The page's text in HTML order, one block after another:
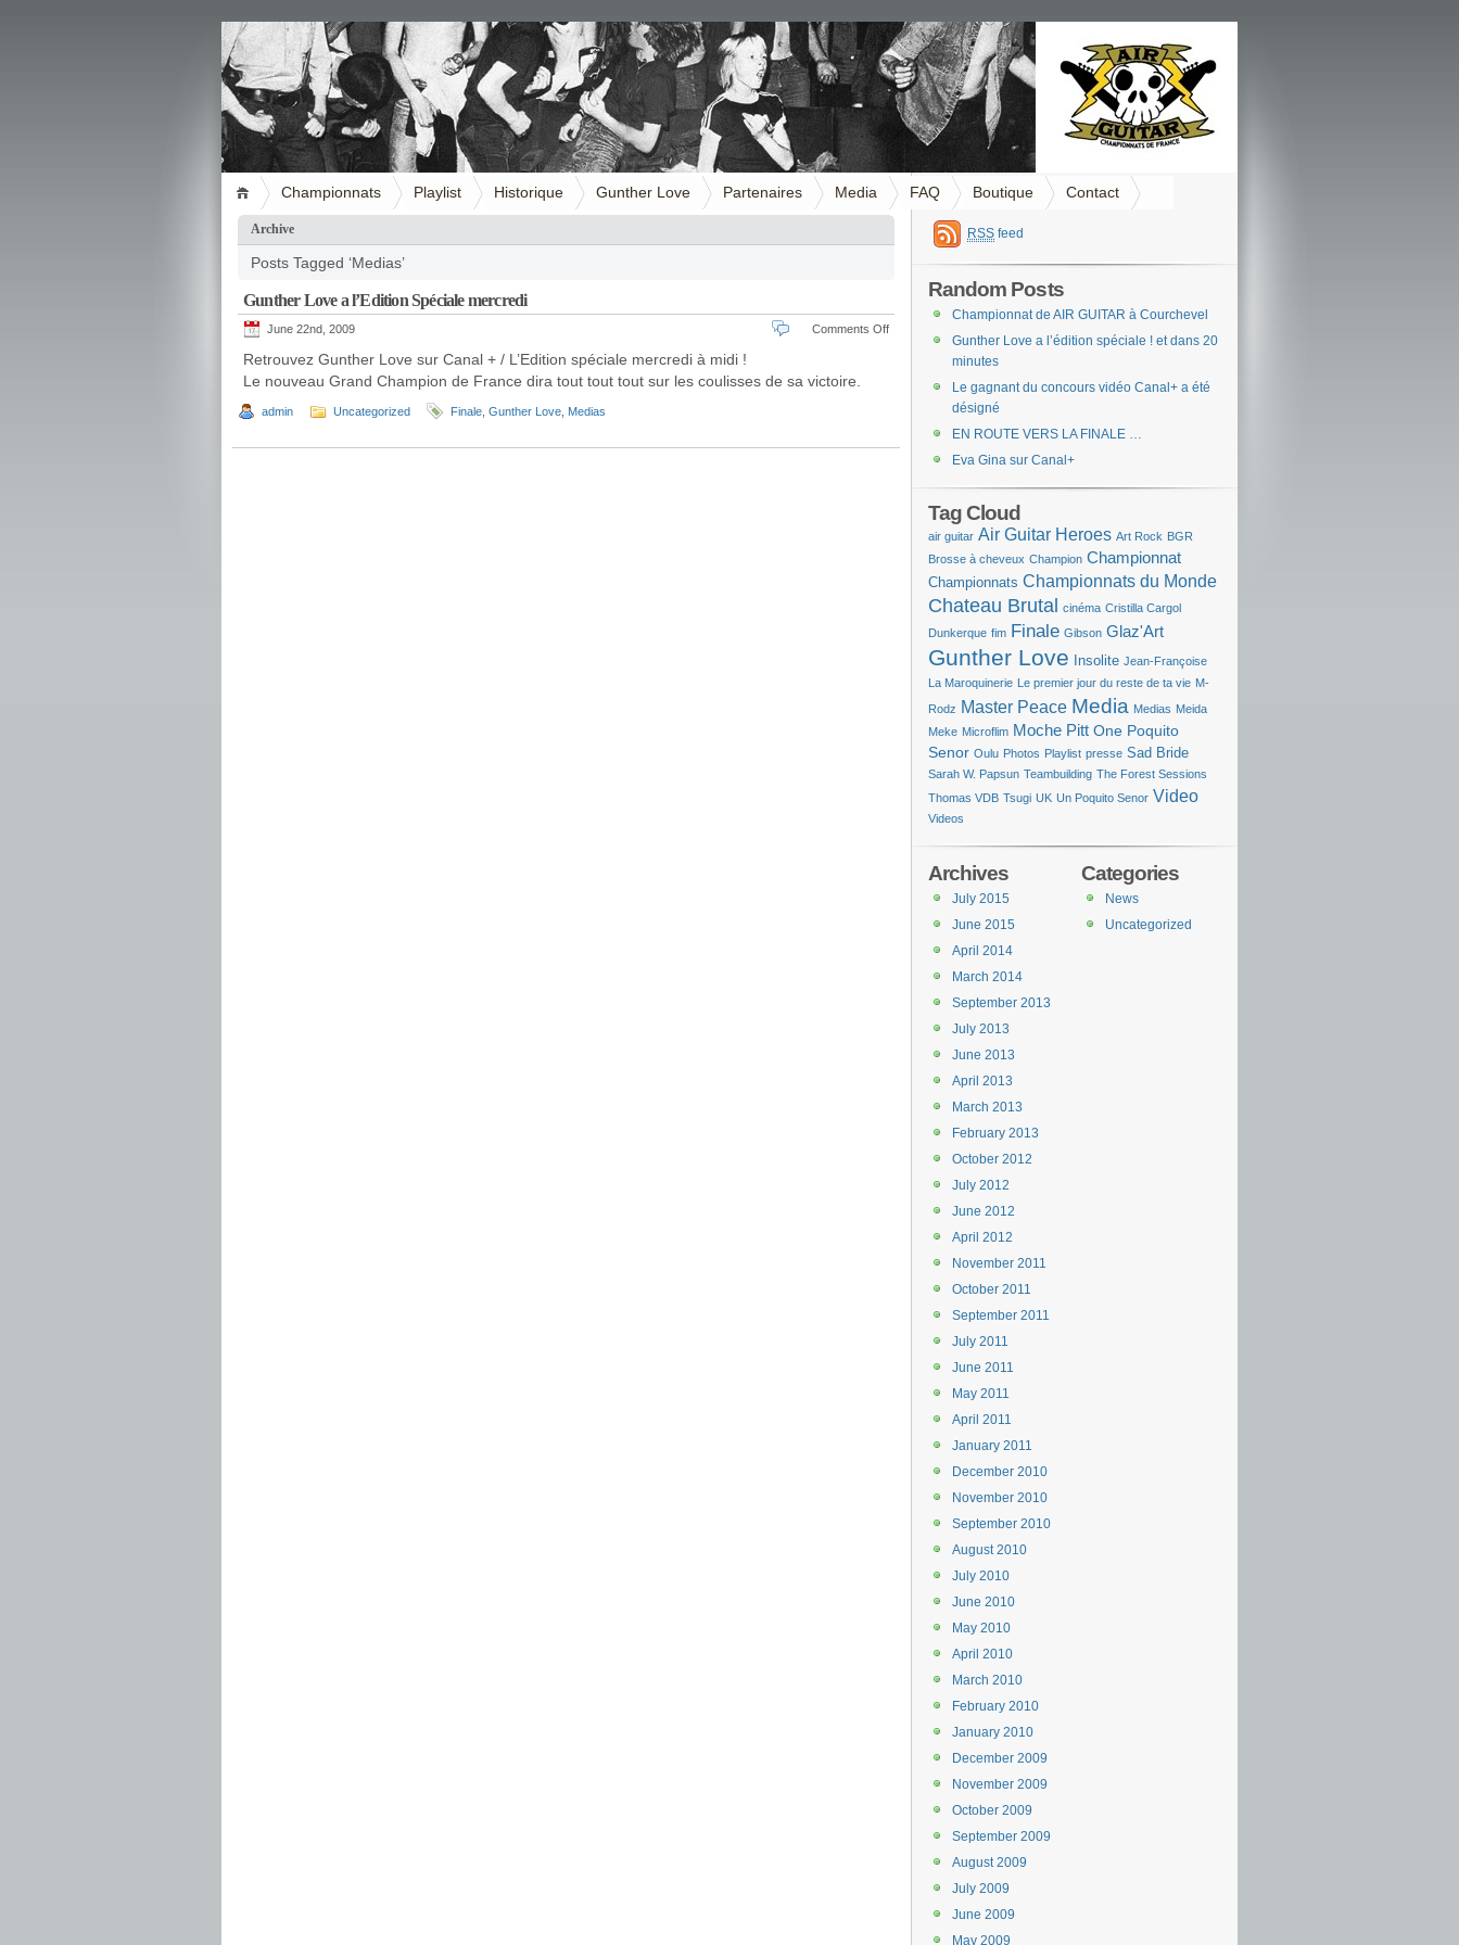
Championnats Playlist Historique Gunther Love Partenaires Media FAQ Boutique Contact
Archive
Posts Tagged ‘Medias’
Gunther Love a l’Edition Spéciale mercredi
June 22nd, 2009 Comments Off
Gunther
mercredi
Retrouvez Gunther Love sur Canal + / L’Edition spéciale mercredi à midi !
Le nouveau Grand Champion de France dira tout tout tout sur les coulisses de sa victoire.
admin Uncategorized Finale Gunther Love Medias
RSS feed
Random Posts
Championnat de AIR GUITAR à Courchevel
Gunther Love a l’édition spéciale ! et dans 20
minutes
Le gagnant du concours vidéo Canal+ a été
désigné
EN ROUTE VERS LA FINALE …
Eva Gina sur Canal+
Tag Cloud
air guitar Air Guitar Heroes Art Rock BGR
Brosse à cheveux Champion Championnat
Championnats Championnats du Monde
Chateau Brutal cinéma Cristilla Cargol
Dunkerque fim Finale Gibson Glaz'Art
Gunther Love Insolite Jean-Françoise
La Maroquinerie Le premier jour du reste de ta vie M-
Rodz Master Peace Media Medias Meida
Meke Microflim Moche Pitt One Poquito
Senor Oulu Photos Playlist presse Sad Bride
Sarah W. Papsun Teambuilding The Forest Sessions
Thomas VDB Tsugi UK Un Poquito Senor Video
Videos
Categories
News
Uncategorized
Archives
July 2015
June 2015
April 2014
March 2014
September 2013
July 2013
June 2013
April 2013
March 2013
February 2013
October 2012
July 2012
June 2012
April 2012
November 2011
October 2011
September 2011
July 2011
June 2011
May 2011
April 2011
January 2011
December 2010
November 2010
September 2010
August 2010
July 2010
June 2010
May 2010
April 2010
March 2010
February 2010
January 2010
December 2009
November 2009
October 2009
September 2009
August 2009
July 2009
June 2009
May 2009